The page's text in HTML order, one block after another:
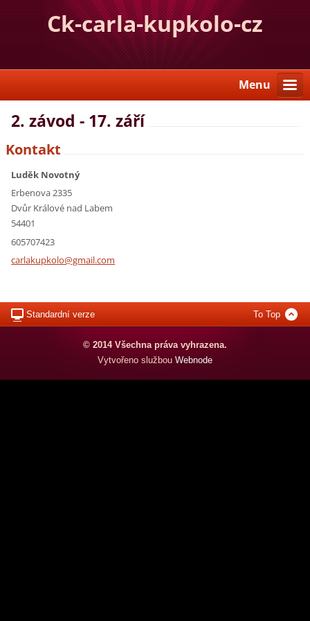
Ck-carla-kupkolo-cz
Menu
2. závod - 17. září
Kontakt
Luděk Novotný
Erbenova 2335
Dvůr Králové nad Labem
54401
605707423
carlakupkolo@gmail.com
Standardní verze To Top
© 2014 Všechna práva vyhrazena.
Vytvořeno službou Webnode